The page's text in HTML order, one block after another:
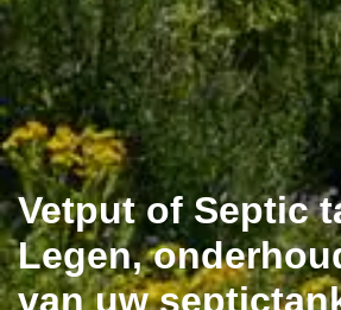
Vetput of Septic
Legen,
van uw